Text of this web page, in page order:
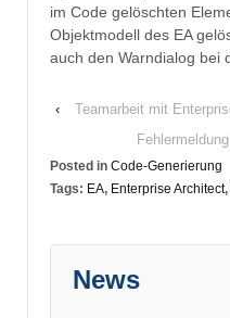
im Code gelöschten
Objektmodell des EA
auch den Warndialog bei
‹
Teamarbeit mit
Posted in Code-Generierung
Tags: EA, Enterprise Architect,
News